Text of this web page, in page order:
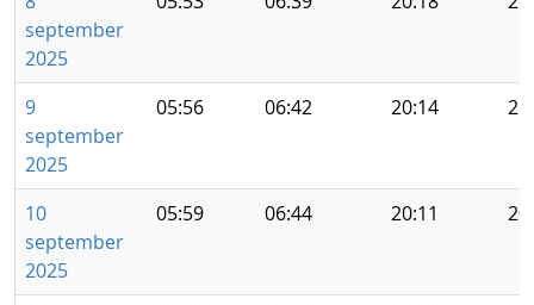
september
2025
9
september
2025
05:56 06:42 20:14
10
september
2025
05:59 06:44 20:11